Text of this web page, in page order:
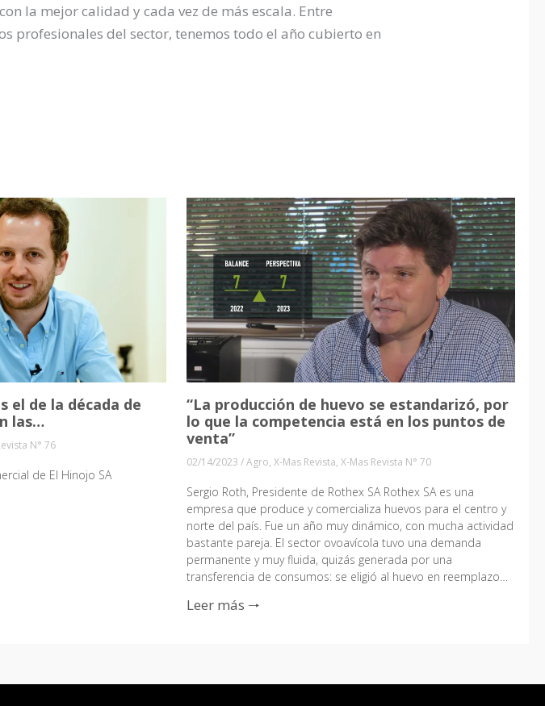
la mejor calidad y cada vez de más escala. Entre
profesionales del sector, tenemos todo el año cubierto en
el de la década de
las…
N° 76
de El Hinojo SA
“La producción de huevo se estandarizó, por
lo que la competencia está en los puntos de
venta”
02/14/2023/Agro,X-Mas Revista,X-Mas Revista N° 70
Sergio Roth, Presidente de Rothex SA Rothex SA es una
empresa que produce y comercializa huevos para el centro y
norte del país. Fue un año muy dinámico, con mucha actividad
bastante pareja. El sector ovoavícola tuvo una demanda
permanente y muy fluida, quizás generada por una
transferencia de consumos: se eligió al huevo en reemplazo…
Leer más 🠒